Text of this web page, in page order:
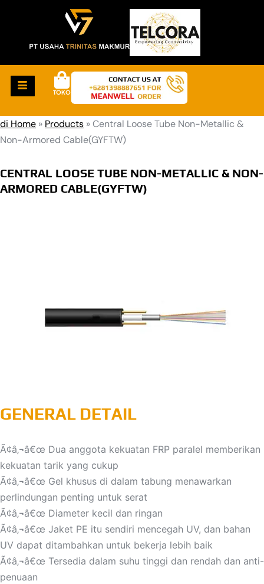
TOKO
di Home » Products »Central Loose Tube Non-Metallic &
Non-Armored Cable(GYFTW)
CENTRAL LOOSE TUBE NON-METALLIC & NON-
ARMORED CABLE(GYFTW)
GENERAL DETAIL
Ã¢â‚¬â€œ Dua anggota kekuatan FRP paralel memberikan
kekuatan tarik yang cukup
Ã¢â‚¬â€œ Gel khusus di dalam tabung menawarkan
perlindungan penting untuk serat
Ã¢â‚¬â€œ Diameter kecil dan ringan
Ã¢â‚¬â€œ Jaket PE itu sendiri mencegah UV, dan bahan
UV dapat ditambahkan untuk bekerja lebih baik
Ã¢â‚¬â€œ Tersedia dalam suhu tinggi dan rendah dan anti-
penuaan